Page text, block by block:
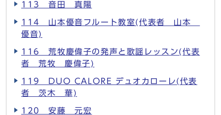
113 音田 真陽
114 山本優音フルート教室(代表者 山本
優音)
116 荒牧慶偉子の発声と歌謡レッスン(代表
者 荒牧 慶偉子)
119 DUO CALORE デュオカローレ(代表
者 茨木 華)
120 安藤 元宏